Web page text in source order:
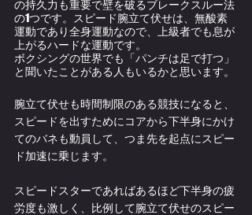
の持久力も重要で壁を破るブレークスルー法
の1つです。スピード腕立て伏せは、無酸素
運動であり全身運動なので、上級者でも息が
上がるハードな運動です。
ボクシングの世界でも 「パンチは足で打つ」
と聞いたことがある人もいるかと思います。
腕立て伏せも時間制限のある競技になると、
スピードを出すためにコアから下半身にかけ
てのバネも動員して、つま先を起点にスピー
ド加速に乗じます。
スピードスターであればあるほど下半身の疲
労度も激しく、比例して腕立て伏せのスピー